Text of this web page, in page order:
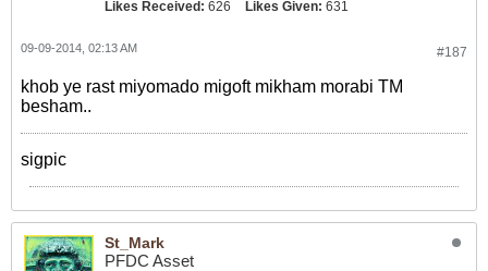
Likes Received: 626 Likes Given: 631
#187
09-09-2014, 02:13 AM
khob ye rast miyomado migoft mikham morabi TM
besham..
sigpic
St_Mark
PFDC Asset